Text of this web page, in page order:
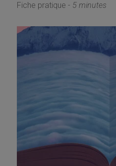
Fiche pratique - 5 minutes